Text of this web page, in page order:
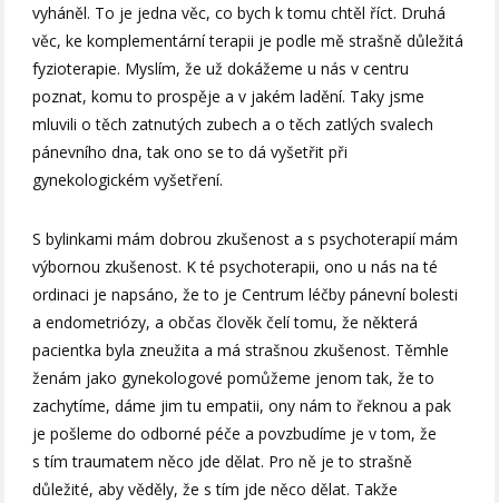
vyháněl. To je jedna věc, co bych k tomu chtěl říct. Druhá
věc, ke komplementární terapii je podle mě strašně důležitá
fyzioterapie. Myslím, že už dokážeme u nás v centru
poznat, komu to prospěje a v jakém ladění. Taky jsme
mluvili o těch zatnutých zubech a o těch zatlých svalech
pánevního dna, tak ono se to dá vyšetřit při
gynekologickém vyšetření.
S bylinkami mám dobrou zkušenost a s psychoterapií mám
výbornou zkušenost. K té psychoterapii, ono u nás na té
ordinaci je napsáno, že to je Centrum léčby pánevní bolesti
a endometriózy, a občas člověk čelí tomu, že některá
pacientka byla zneužita a má strašnou zkušenost. Těmhle
ženám jako gynekologové pomůžeme jenom tak, že to
zachytíme, dáme jim tu empatii, ony nám to řeknou a pak
je pošleme do odborné péče a povzbudíme je v tom, že
s tím traumatem něco jde dělat. Pro ně je to strašně
důležité, aby věděly, že s tím jde něco dělat. Takže